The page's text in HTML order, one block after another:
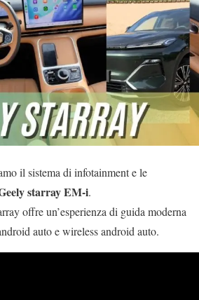
il sistema di infotainment e le
starray EM-i.
offre un’esperienza di guida moderna
auto e wireless android auto.